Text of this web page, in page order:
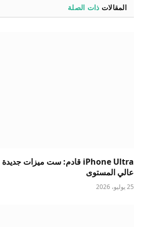
المقالات ذات الصلة
عالي المستوى
25 يوليو، 2026